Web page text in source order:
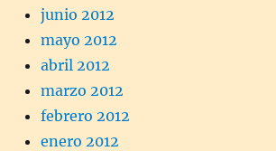
junio 2012
mayo 2012
abril 2012
marzo 2012
febrero 2012
enero 2012